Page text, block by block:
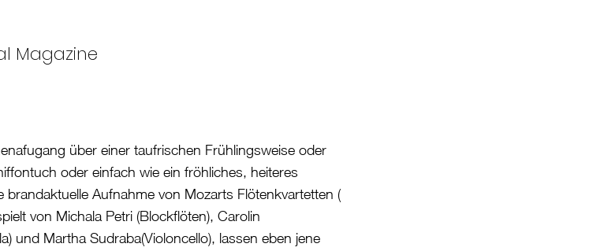
Magazine
über einer taufrischen Frühlingsweise oder
oder einfach wie ein fröhliches, heiteres
brandaktuelle Aufnahme von Mozarts Flötenkvartetten (
von Michala Petri (Blockflöten), Carolin
und Martha Sudraba(Violoncello), lassen eben jene